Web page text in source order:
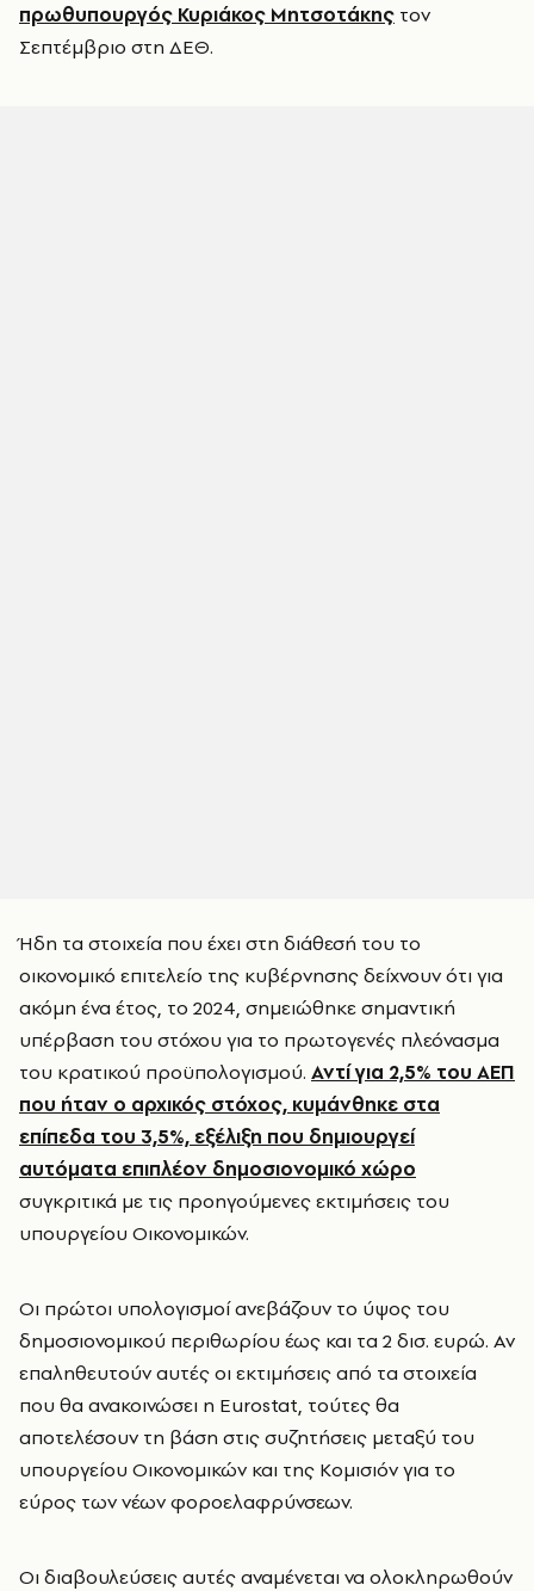
πρωθυπουργός Κυριάκος Μητσοτάκης τον
Σεπτέμβριο στη ΔΕΘ.
Ήδη τα στοιχεία που έχει στη διάθεσή του το
οικονομικό επιτελείο της κυβέρνησης δείχνουν ότι για
ακόμη ένα έτος, το 2024, σημειώθηκε σημαντική
υπέρβαση του στόχου για το πρωτογενές πλεόνασμα
του κρατικού προϋπολογισμού. Αντί για 2,5% του ΑΕΠ
που ήταν ο αρχικός στόχος, κυμάνθηκε στα
επίπεδα του 3,5%, εξέλιξη που δημιουργεί
αυτόματα επιπλέον δημοσιονομικό χώρο
συγκριτικά με τις προηγούμενες εκτιμήσεις του
υπουργείου Οικονομικών.
Οι πρώτοι υπολογισμοί ανεβάζουν το ύψος του
δημοσιονομικού περιθωρίου έως και τα 2 δισ. ευρώ. Αν
επαληθευτούν αυτές οι εκτιμήσεις από τα στοιχεία
που θα ανακοινώσει η Εurostat, τούτες θα
αποτελέσουν τη βάση στις συζητήσεις μεταξύ του
υπουργείου Οικονομικών και της Κομισιόν για το
εύρος των νέων φοροελαφρύνσεων.
Οι διαβουλεύσεις αυτές αναμένεται να ολοκληρωθούν